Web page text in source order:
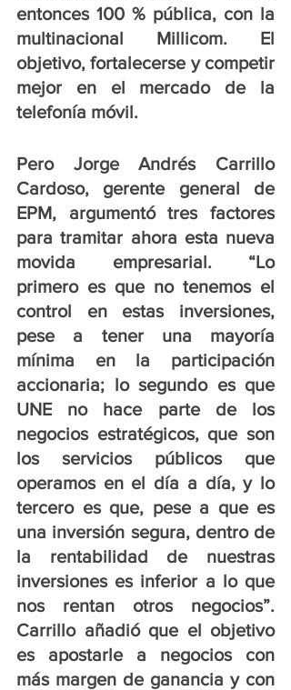
entonces 100 % pública, con la
multinacional Millicom. El
objetivo, fortalecerse y competir
mejor en el mercado de la
telefonía móvil.
Pero Jorge Andrés Carrillo
Cardoso, gerente general de
EPM, argumentó tres factores
para tramitar ahora esta nueva
movida empresarial. “Lo
primero es que no tenemos el
control en estas inversiones,
pese a tener una mayoría
mínima en la participación
accionaria; lo segundo es que
UNE no hace parte de los
negocios estratégicos, que son
los servicios públicos que
operamos en el día a día, y lo
tercero es que, pese a que es
una inversión segura, dentro de
la rentabilidad de nuestras
inversiones es inferior a lo que
nos rentan otros negocios”.
Carrillo añadió que el objetivo
es apostarle a negocios con
más margen de ganancia y con